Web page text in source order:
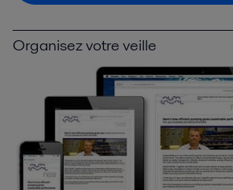
Organisez votre veille